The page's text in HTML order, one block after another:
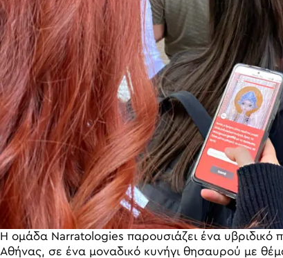
Η ομάδα Narratologies παρουσιάζει ένα υβριδικό
Αθήνας, σε ένα μοναδικό κυνήγι θησαυρού με